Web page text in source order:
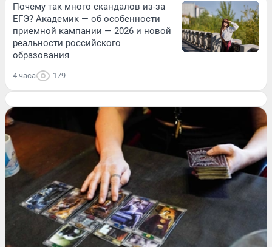
Почему так много скандалов из-за
ЕГЭ? Академик — об особенности
приемной кампании — 2026 и новой
реальности российского
образования
4 часа 179